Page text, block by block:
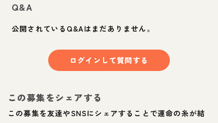
Q&A
公開されているQ&Aはまだありません。
ログインして質問する
この募集をシェアする
この募集を友達やSNSにシェアすることで運命の糸が結